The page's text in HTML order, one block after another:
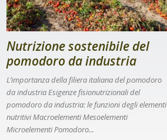
Nutrizione sostenibile del
pomodoro da industria
L’importanza della filiera italiana del pomodoro
da industria Esigenze fisionutrizionali del
pomodoro da industria: le funzioni degli elementi
nutritivi Macroelementi Mesoelementi
Microelementi Pomodoro...